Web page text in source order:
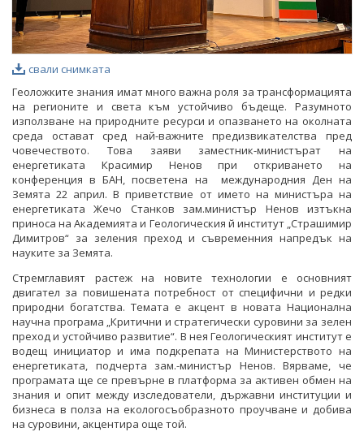
свали снимката
Геоложките знания имат много важна роля за трансформацията
на регионите и света към устойчиво бъдеще. Разумното
използване на природните ресурси и опазването на околната
среда остават сред най-важните предизвикателства пред
човечеството. Това заяви заместник-министърат на
енергетиката Красимир Ненов при откриването на
конференция в БАН, посветена на международния Ден на
Земята 22 април. В приветствие от името на министъра на
енергетиката Жечо Станков зам.министър Ненов изтъкна
приноса на Академията и Геологическия й институт „Страшимир
Димитров“ за зеления преход и съвременния напредък на
науките за Земята.
Стремглавият растеж на новите технологии е основният
двигател за повишената потребност от специфични и редки
природни богатства. Темата е акцент в новата Национална
научна програма „Критични и стратегически суровини за зелен
преход и устойчиво развитие“. В нея Геологическият институт е
водещ инициатор и има подкрепата на Министерството на
енергетиката, подчерта зам.-министър Ненов. Вярваме, че
програмата ще се превърне в платформа за активен обмен на
знания и опит между изследователи, държавни институции и
бизнеса в полза на екологосъобразното проучване и добива
на суровини, акцентира още той.